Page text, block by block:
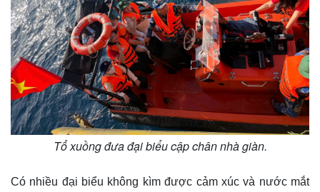
Thể thao
Bóng đá
Lịch thi đấu bóng đá
Thế giới thể thao
Ô tô - Xe máy
Ô tô
Xe máy
Tư vấn
Tổ xuồng đưa đại biểu cập chân nhà giàn.
Có nhiều đại biểu không kìm được cảm xúc và nước mắt